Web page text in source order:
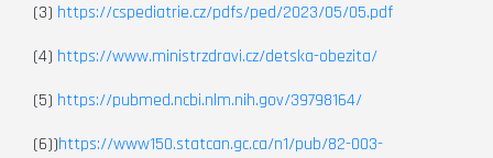
(3) https://cspediatrie.cz/pdfs/ped/2023/05/05.pdf
(4) https://www.ministrzdravi.cz/detska-obezita/
(5) https://pubmed.ncbi.nlm.nih.gov/39798164/
(6))https://www150.statcan.gc.ca/n1/pub/82-003-